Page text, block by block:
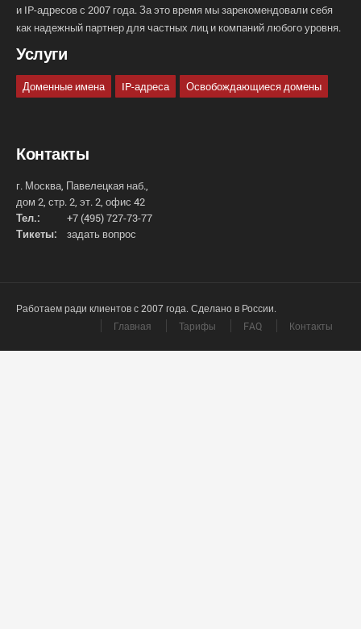
и IP-адресов с 2007 года. За это время мы зарекомендовали себя
как надежный партнер для частных лиц и компаний любого уровня.
Услуги
Доменные имена IP-адреса Освобождающиеся домены
Контакты
г. Москва, Павелецкая наб.,
дом 2, стр. 2, эт. 2, офис 42
Тел.:
+7 (495) 727-73-77
Тикеты:
задать вопрос
Работаем ради клиентов с 2007 года. Сделано в России.
Главная
Тарифы FAQ Контакты